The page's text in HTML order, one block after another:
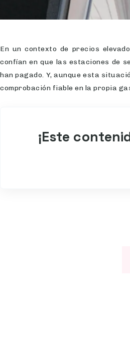
En un contexto de precios
confían en que las estaciones de
han pagado. Y, aunque esta
comprobación fiable en la propia
¡Este